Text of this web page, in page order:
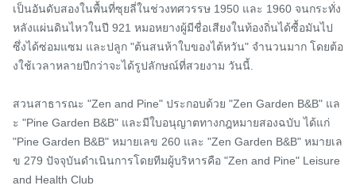
เป็นอันดับสองในพื้นที่ซุยลี่ในช่วงทศวรรษ 1950 และ 1960 จนกระทั่ง
หลังแผ่นดินไหวในปี 921 หมอหยางผู้มีชื่อเสียงในท้องถิ่นได้ซื้อมันไป
ซึ่งได้ซ่อมแซม และปลูก "ต้นสนห้าใบของไต้หวัน" จำนวนมาก โดยต้อ
งใช้เวลาหลายปีกว่าจะได้รูปลักษณ์ที่สวยงาม วันนี้.
สวนสาธารณะ "Zen and Pine" ประกอบด้วย "Zen Garden B&B" แล
ะ "Pine Garden B&B" และมีใบอนุญาตทางกฎหมายสองฉบับ ได้แก่
"Pine Garden B&B" หมายเลข 260 และ "Zen Garden B&B" หมายเล
ข 279 ปัจจุบันดำเนินการโดยทีมผู้บริหารคือ "Zen and Pine" Leisure
and Health Club